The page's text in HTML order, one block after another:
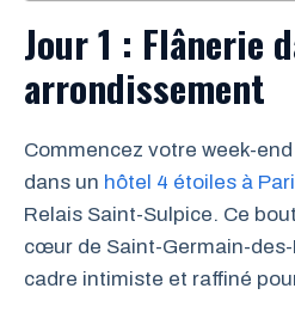
Jour 1 : Flânerie
arrondissement
Commencez votre week-
dans un hôtel 4 étoiles à
Relais Saint-Sulpice. Ce
cœur de Saint-Germain-
cadre intimiste et raffiné